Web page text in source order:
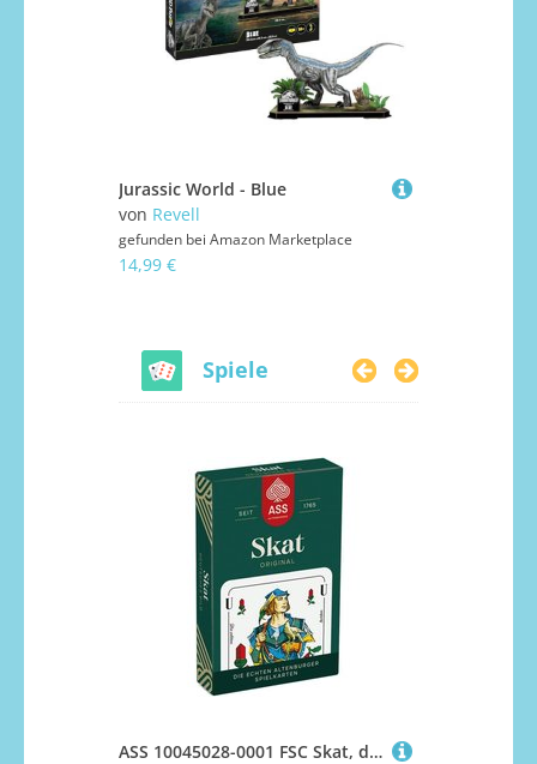
Jurassic World - Blue
von Revell
gefunden bei Amazon Marketplace
14,99 €
Spiele
ASS 10045028-0001 FSC Skat, deutsches Bild in Faltschachtel